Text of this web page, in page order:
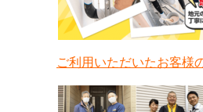
ご利用いただいたお客様